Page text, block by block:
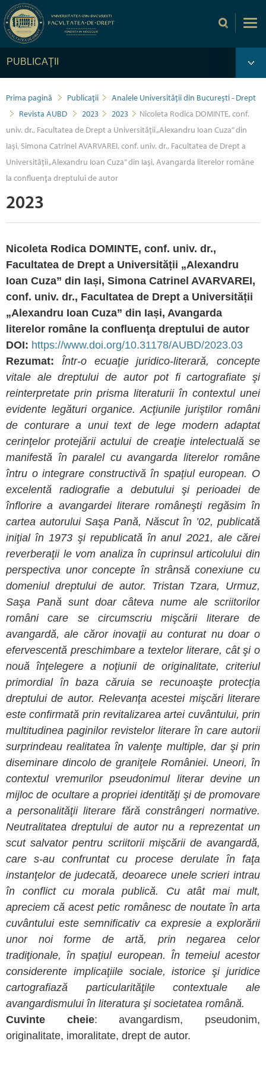
PUBLICAŢII
Prima pagină Publicaţii
Analele Universității din București - Drept
Revista AUBD
2023 2023
Nicoleta Rodica DOMINTE, conf.
univ. dr., Facultatea de Drept a Universității „Alexandru Ioan Cuza” din
Iași, Simona Catrinel AVARVAREI, conf. univ. dr., Facultatea de Drept a
Universității „Alexandru Ioan Cuza” din Iași, Avangarda literelor române
la confluenţa dreptului de autor
2023
Nicoleta Rodica DOMINTE, conf. univ. dr.,
Facultatea de Drept a Universității „Alexandru
Ioan Cuza” din Iași, Simona Catrinel AVARVAREI,
conf. univ. dr., Facultatea de Drept a Universității
„Alexandru Ioan Cuza” din Iași, Avangarda
literelor române la confluenţa dreptului de autor
DOI: https://www.doi.org/10.31178/AUBD/2023.03
Rezumat: Într-o ecuaţie juridico-literară, concepte
vitale ale dreptului de autor pot fi cartografiate şi
reinterpretate prin prisma literaturii în contextul unei
evidente legături organice. Acţiunile juriştilor români
de conturare a unui text de lege modern adaptat
cerinţelor protejării actului de creaţie intelectuală se
manifestă în paralel cu avangarda literelor române
întru o integrare constructivă în spaţiul european. O
excelentă radiografie a debutului şi perioadei de
înflorire a avangardei literare româneşti regăsim în
cartea autorului Saşa Pană, Născut în ’02, publicată
iniţial în 1973 şi republicată în anul 2021, ale cărei
reverberaţii le vom analiza în cuprinsul articolului din
perspectiva unor concepte în strânsă conexiune cu
domeniul dreptului de autor. Tristan Tzara, Urmuz,
Saşa Pană sunt doar câteva nume ale scriitorilor
români care se circumscriu mişcării literare de
avangardă, ale căror inovaţii au conturat nu doar o
efervescentă preschimbare a textelor literare, cât şi o
nouă înţelegere a noţiunii de originalitate, criteriul
primordial în baza căruia se recunoaşte protecţia
dreptului de autor. Relevanţa acestei mişcări literare
este confirmată prin revitalizarea artei cuvântului, prin
multitudinea paginilor revistelor literare în care autorii
surprindeau realitatea în valenţe multiple, dar şi prin
diseminare dincolo de graniţele României. Uneori, în
contextul vremurilor pseudonimul literar devine un
mijloc de ocultare a propriei identităţi şi de promovare
a personalităţii literare fără constrângeri normative.
Neutralitatea dreptului de autor nu a reprezentat un
scut salvator pentru scriitorii mişcării de avangardă,
care s-au confruntat cu procese derulate în faţa
instanţelor de judecată, deoarece unele scrieri intrau
în conflict cu morala publică. Cu atât mai mult,
apreciem că acest petic românesc de noutate în arta
cuvântului este semnificativ ca expresie a explorării
unor noi forme de artă, prin negarea celor
tradiţionale, în spaţiul european. În temeiul acestor
considerente implicaţiile sociale, istorice şi juridice
cartografiază particularităţile contextuale ale
avangardismului în literatura şi societatea română.
Cuvinte cheie:avangardism, pseudonim,
originalitate, imoralitate, drept de autor.